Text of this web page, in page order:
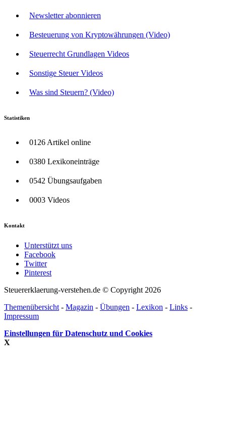
Newsletter abonnieren
Besteuerung von Kryptowährungen (Video)
Steuerrecht Grundlagen Videos
Sonstige Steuer Videos
Was sind Steuern? (Video)
Statistiken
0126 Artikel online
0380 Lexikoneinträge
0542 Übungsaufgaben
0003 Videos
Kontakt
Unterstützt uns
Facebook
Twitter
Pinterest
Steuererklaerung-verstehen.de © Copyright 2026
Themenübersicht- Magazin - Übungen - Lexikon - Links -
Impressum
Einstellungen für Datenschutz und Cookies
X